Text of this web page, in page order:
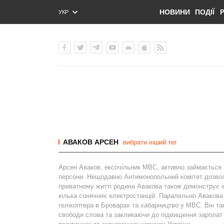
УКР
ENG
НОВИНИ ПОДІЇ
АВАКОВ АРСЕН вибрати інший тег
Арсен Аваков, ексочільник МВС, активно займається
персони. Нещодавно Антимонопольний комітет
приватному житті родина Авакова також демонструє
кілька сонячних електростанцій. Паралельно
гелікоптера в Броварах та хабарництво у МВС. Він
свободи слова та закликаючи до підвищення